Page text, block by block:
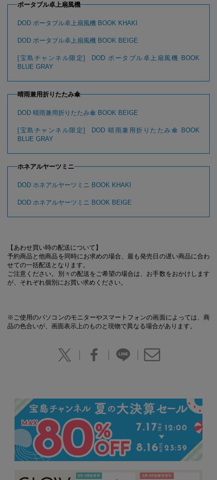
ポータブル卓上扇風機
DOD ポータブル卓上扇風機 BOOK KHAKI
DOD ポータブル卓上扇風機 BOOK BEIGE
[宝島チャンネル限定] DOD ポータブル卓上扇風機 BOOK
BLUE GRAY
晴雨兼用折りたたみ傘
DOD 晴雨兼用折りたたみ傘 BOOK BEIGE
[宝島チャンネル限定] DOD 晴雨兼用折りたたみ傘 BOOK
BLUE GRAY
ホネアルヤーツミニ
DOD ホネアルヤーツミニ BOOK KHAKI
DOD ホネアルヤーツミニ BOOK BEIGE
【あわせ買い時の配送について】
予約商品と他商品を同時にお求めの場合、最も発売日の遅い商品に合わ
せての一括配送となります。
ご注意ください。別々の配送をご希望の場合は、お手数をおかけします
が、それぞれ個別にお買い求めください。
※ご使用のパソコンのモニターやスマートフォンの画面によっては、商
品の色合いが、画面表示上のものと現物で異なる場合があります。